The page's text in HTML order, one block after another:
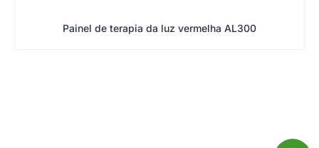
Painel de terapia da luz vermelha AL300